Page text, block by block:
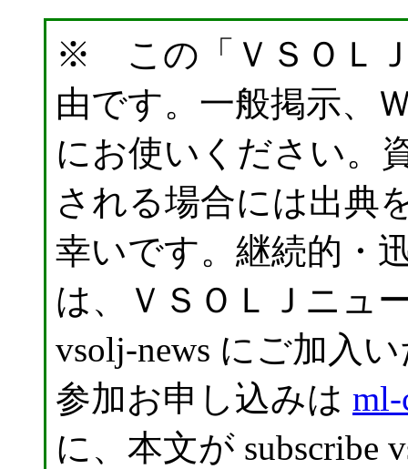
※ この「ＶＳＯＬ
由です。一般掲示、
にお使いください。
される場合には出典
幸いです。継続的・
は、ＶＳＯＬＪニュ
vsolj-news にご加入
参加お申し込みは ml-
に、本文が subscribe